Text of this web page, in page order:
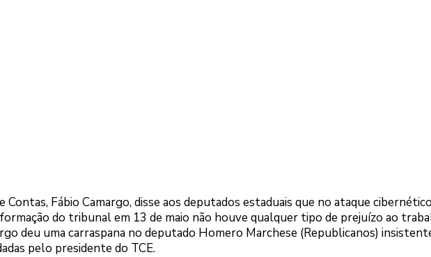
Fábio Camargo, disse aos deputados estaduais que no ataque
do tribunal em 13 de maio não houve qualquer tipo de prejuízo ao
deu uma carraspana no deputado Homero Marchese (Republicanos)
pelo presidente do TCE.